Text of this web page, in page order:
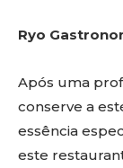
Ryo
Após uma
conserve a
essência
este